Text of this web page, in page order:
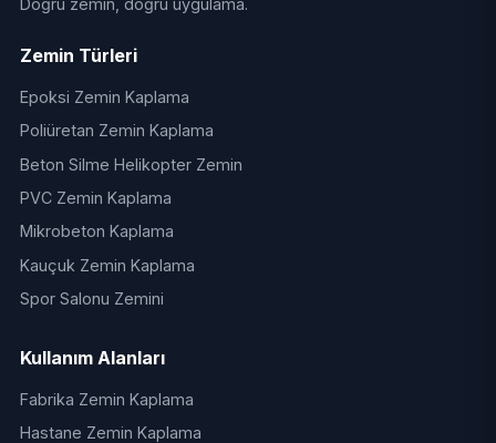
Zemin Türleri
Epoksi Zemin Kaplama
Poliüretan Zemin Kaplama
Beton Silme Helikopter Zemin
PVC Zemin Kaplama
Mikrobeton Kaplama
Kauçuk Zemin Kaplama
Spor Salonu Zemini
Kullanım Alanları
Fabrika Zemin Kaplama
Hastane Zemin Kaplama